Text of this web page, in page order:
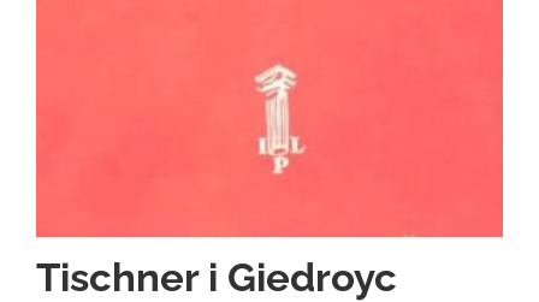
Tischner i Giedroyc